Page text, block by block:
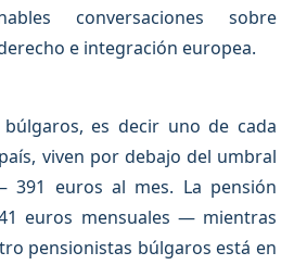
conversaciones sobre
e integración europea.
es decir uno de cada
viven por debajo del umbral
euros al mes. La pensión
euros mensuales — mientras
pensionistas búlgaros está en